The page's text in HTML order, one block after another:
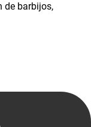
de barbijos,